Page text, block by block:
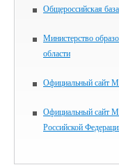
Общероссийская
Министерство
области
Официальный сайт
Официальный сайт
Российской